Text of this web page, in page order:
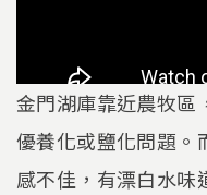
金門湖庫靠近農牧區
優養化或鹽化問題。
感不佳，有漂白水味